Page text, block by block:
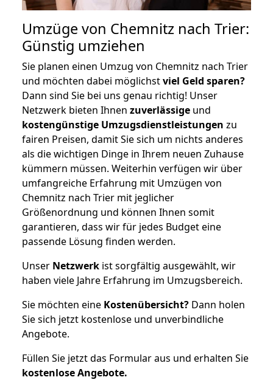
Umzüge von Chemnitz nach Trier:
Günstig umziehen
Sie planen einen Umzug von Chemnitz nach Trier
und möchten dabei möglichstviel Geld sparen?
Dann sind Sie bei uns genau richtig! Unser
Netzwerk bieten Ihnen zuverlässige und
kostengünstige Umzugsdienstleistungen zu
fairen Preisen, damit Sie sich um nichts anderes
als die wichtigen Dinge in Ihrem neuen Zuhause
kümmern müssen. Weiterhin verfügen wir über
umfangreiche Erfahrung mit Umzügen von
Chemnitz nach Trier mit jeglicher
Größenordnung und können Ihnen somit
garantieren, dass wir für jedes Budget eine
passende Lösung finden werden.
Unser Netzwerk ist sorgfältig ausgewählt, wir
haben viele Jahre Erfahrung im Umzugsbereich.
Sie möchten eine Kostenübersicht? Dann holen
Sie sich jetzt kostenlose und unverbindliche
Angebote.
Füllen Sie jetzt das Formular aus und erhalten Sie
kostenloseAngebote.